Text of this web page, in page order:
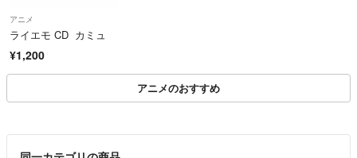
・悪い(VG-)(Bad)
状態が悪いアイテム。使用の保障はなく、再生不可、針飛び、目立つノイ
ズがあるかもしれない。状態によるクレーム不可。返品不可。
「悪い」よりさらに状態が悪いアイテム。使用の保障はなく、再生不可、
針飛び、目立つノイズがあるかもしれない。状態によるクレーム不可。返
https://fril.jp/ts/official/law/a370/#return_policy
アニメ
ライエモ CD カミュ
¥1,200
アニメのおすすめ